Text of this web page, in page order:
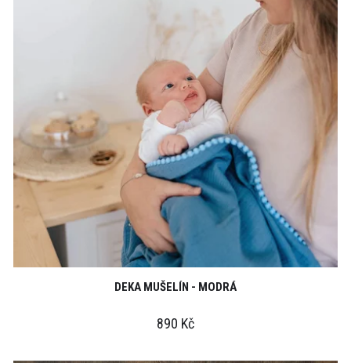
DEKA MUŠELÍN - MODRÁ
890 Kč